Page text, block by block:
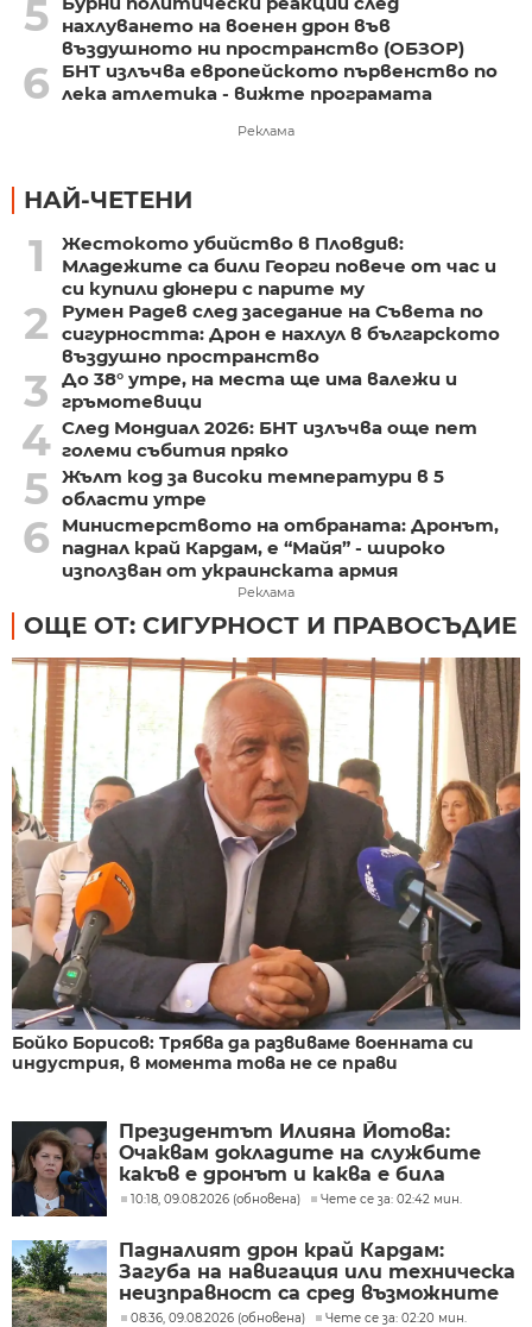
5
нахлуването на военен дрон във
въздушното ни пространство (ОБЗОР)
6
БНТ излъчва европейското първенство по
лека атлетика - вижте програмата
Реклама
НАЙ-ЧЕТЕНИ
1
Жестокото убийство в Пловдив:
Младежите са били Георги повече от час и
си купили дюнери с парите му
2
Румен Радев след заседание на Съвета по
сигурността: Дрон е нахлул в българското
въздушно пространство
3
До 38° утре, на места ще има валежи и
гръмотевици
4 След Мондиал 2026: БНТ излъчва още пет
големи събития пряко
5 Жълт код за високи температури в 5
области утре
6
Министерството на отбраната: Дронът,
паднал край Кардам, е “Майя” - широко
използван от украинската армия
Реклама
ОЩЕ ОТ: СИГУРНОСТ И ПРАВОСЪДИЕ
Бойко Борисов: Трябва да развиваме военната си
индустрия, в момента това не се прави
Президентът Илияна Йотова:
Очаквам докладите на службите
какъв е дронът и каква е била
неговата роля
10:18, 09.08.2026 (обновена) Чете се за: 02:42 мин.
Падналият дрон край Кардам:
Загуба на навигация или техническа
неизправност са сред възможните
причини
08:36, 09.08.2026 (обновена) Чете се за: 02:20 мин.